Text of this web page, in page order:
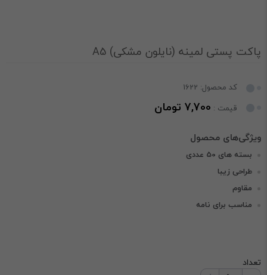
پاکت پستی لمینه (نایلون مشکی) A5
کد محصول: 1622
قیمت : 7,700 تومان
بسته های 50 عددی
طراحی زیبا
مقاوم
مناسب برای نامه
تعداد